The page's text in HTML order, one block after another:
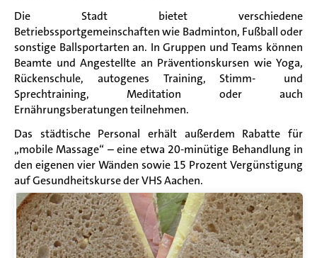
Die Stadt bietet verschiedene
Betriebssportgemeinschaften wie Badminton, Fußball oder
sonstige Ballsportarten an. In Gruppen und Teams können
Beamte und Angestellte an Präventionskursen wie Yoga,
Rückenschule, autogenes Training, Stimm- und
Sprechtraining, Meditation oder auch
Ernährungsberatungen teilnehmen.
Das städtische Personal erhält außerdem Rabatte für
„mobile Massage“ – eine etwa 20-minütige Behandlung in
den eigenen vier Wänden sowie 15 Prozent Vergünstigung
auf Gesundheitskurse der VHS Aachen.